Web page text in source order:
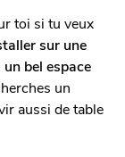
toi si tu veux
sur une
bel espace
un
aussi de table